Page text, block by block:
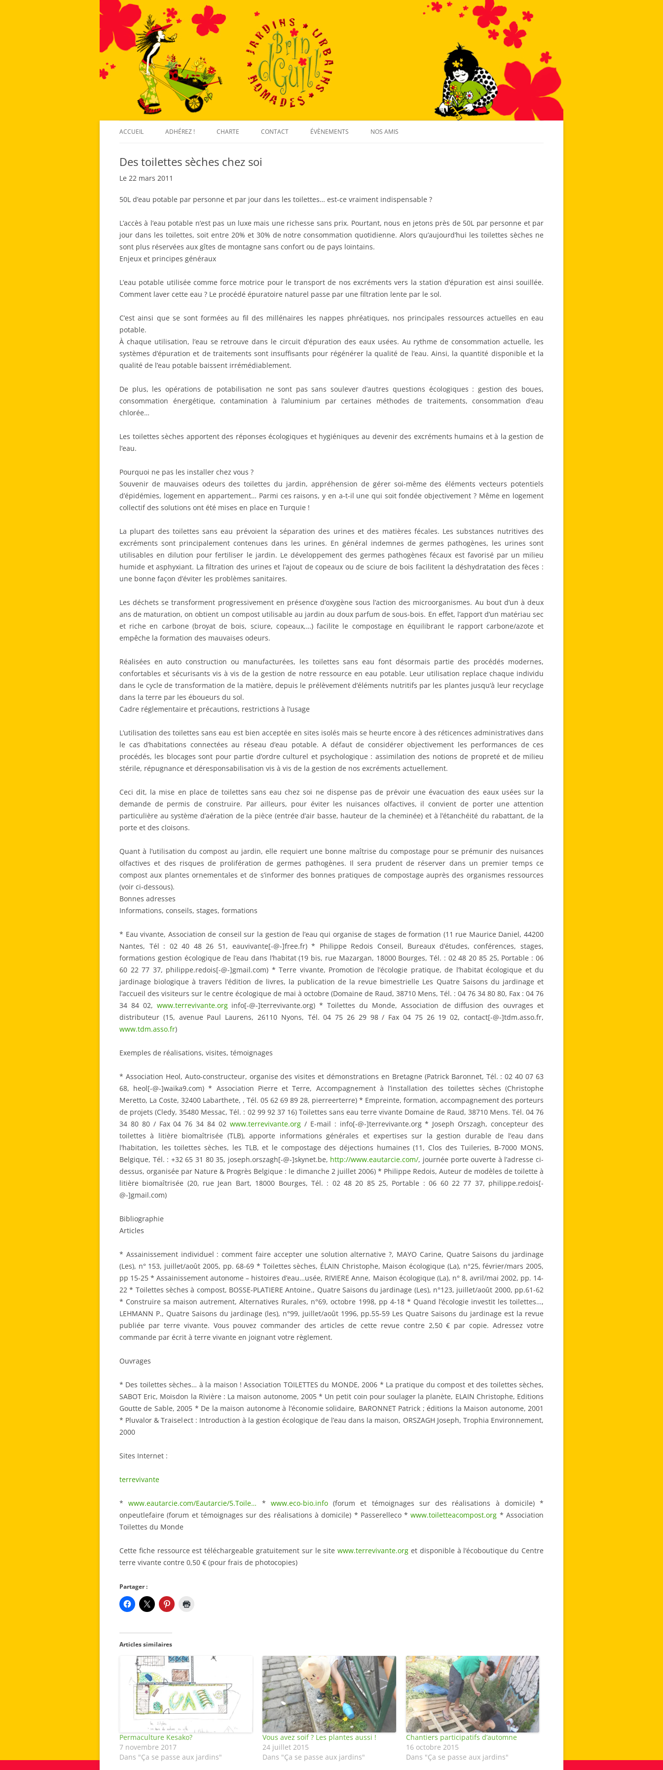
Aller
au
ACCUEIL ADHÉREZ ! CHARTE CONTACT ÉVÈNEMENTS NOS AMIS
Des toilettes sèches chez soi
Le 22 mars 2011
50L d’eau potable par personne et par jour dans les toilettes… est-ce vraiment indispensable ?
L’accès à l’eau potable n’est pas un luxe mais une richesse sans prix. Pourtant, nous en jetons près de 50L par personne et par
jour dans les toilettes, soit entre 20% et 30% de notre consommation quotidienne. Alors qu’aujourd’hui les toilettes sèches ne
sont plus réservées aux gîtes de montagne sans confort ou de pays lointains.
Enjeux et principes généraux
L’eau potable utilisée comme force motrice pour le transport de nos excréments vers la station d’épuration est ainsi souillée.
Comment laver cette eau ? Le procédé épuratoire naturel passe par une filtration lente par le sol.
C’est ainsi que se sont formées au fil des millénaires les nappes phréatiques, nos principales ressources actuelles en eau
potable.
À chaque utilisation, l’eau se retrouve dans le circuit d’épuration des eaux usées. Au rythme de consommation actuelle, les
systèmes d’épuration et de traitements sont insuffisants pour régénérer la qualité de l’eau. Ainsi, la quantité disponible et la
qualité de l’eau potable baissent irrémédiablement.
De plus, les opérations de potabilisation ne sont pas sans soulever d’autres questions écologiques : gestion des boues,
consommation énergétique, contamination à l’aluminium par certaines méthodes de traitements, consommation d’eau
chlorée…
Les toilettes sèches apportent des réponses écologiques et hygiéniques au devenir des excréments humains et à la gestion de
l’eau.
Pourquoi ne pas les installer chez vous ?
Souvenir de mauvaises odeurs des toilettes du jardin, appréhension de gérer soi-même des éléments vecteurs potentiels
d’épidémies, logement en appartement… Parmi ces raisons, y en a-t-il une qui soit fondée objectivement ? Même en logement
collectif des solutions ont été mises en place en Turquie !
La plupart des toilettes sans eau prévoient la séparation des urines et des matières fécales. Les substances nutritives des
excréments sont principalement contenues dans les urines. En général indemnes de germes pathogènes, les urines sont
utilisables en dilution pour fertiliser le jardin. Le développement des germes pathogènes fécaux est favorisé par un milieu
humide et asphyxiant. La filtration des urines et l’ajout de copeaux ou de sciure de bois facilitent la déshydratation des fèces :
une bonne façon d’éviter les problèmes sanitaires.
Les déchets se transforment progressivement en présence d’oxygène sous l’action des microorganismes. Au bout d’un à deux
ans de maturation, on obtient un compost utilisable au jardin au doux parfum de sous-bois. En effet, l’apport d’un matériau sec
et riche en carbone (broyat de bois, sciure, copeaux,…) facilite le compostage en équilibrant le rapport carbone/azote et
empêche la formation des mauvaises odeurs.
Réalisées en auto construction ou manufacturées, les toilettes sans eau font désormais partie des procédés modernes,
confortables et sécurisants vis à vis de la gestion de notre ressource en eau potable. Leur utilisation replace chaque individu
dans le cycle de transformation de la matière, depuis le prélèvement d’éléments nutritifs par les plantes jusqu’à leur recyclage
dans la terre par les éboueurs du sol.
Cadre réglementaire et précautions, restrictions à l’usage
L’utilisation des toilettes sans eau est bien acceptée en sites isolés mais se heurte encore à des réticences administratives dans
le cas d’habitations connectées au réseau d’eau potable. A défaut de considérer objectivement les performances de ces
procédés, les blocages sont pour partie d’ordre culturel et psychologique : assimilation des notions de propreté et de milieu
stérile, répugnance et déresponsabilisation vis à vis de la gestion de nos excréments actuellement.
Ceci dit, la mise en place de toilettes sans eau chez soi ne dispense pas de prévoir une évacuation des eaux usées sur la
demande de permis de construire. Par ailleurs, pour éviter les nuisances olfactives, il convient de porter une attention
particulière au système d’aération de la pièce (entrée d’air basse, hauteur de la cheminée) et à l’étanchéité du rabattant, de la
porte et des cloisons.
Quant à l’utilisation du compost au jardin, elle requiert une bonne maîtrise du compostage pour se prémunir des nuisances
olfactives et des risques de prolifération de germes pathogènes. Il sera prudent de réserver dans un premier temps ce
compost aux plantes ornementales et de s’informer des bonnes pratiques de compostage auprès des organismes ressources
(voir ci-dessous).
Bonnes adresses
Informations, conseils, stages, formations
* Eau vivante, Association de conseil sur la gestion de l’eau qui organise de stages de formation (11 rue Maurice Daniel, 44200
Nantes, Tél : 02 40 48 26 51, eauvivante[-@-]free.fr) * Philippe Redois Conseil, Bureaux d’études, conférences, stages,
formations gestion écologique de l’eau dans l’habitat (19 bis, rue Mazargan, 18000 Bourges, Tél. : 02 48 20 85 25, Portable : 06
60 22 77 37, philippe.redois[-@-]gmail.com) * Terre vivante, Promotion de l’écologie pratique, de l’habitat écologique et du
jardinage biologique à travers l’édition de livres, la publication de la revue bimestrielle Les Quatre Saisons du jardinage et
l’accueil des visiteurs sur le centre écologique de mai à octobre (Domaine de Raud, 38710 Mens, Tél. : 04 76 34 80 80, Fax : 04 76
34 84 02, www.terrevivante.orginfo[-@-]terrevivante.org) * Toilettes du Monde, Association de diffusion des ouvrages et
distributeur (15, avenue Paul Laurens, 26110 Nyons, Tél. 04 75 26 29 98 / Fax 04 75 26 19 02, contact[-@-]tdm.asso.fr,
www.tdm.asso.fr)
Exemples de réalisations, visites, témoignages
* Association Heol, Auto-constructeur, organise des visites et démonstrations en Bretagne (Patrick Baronnet, Tél. : 02 40 07 63
68, heol[-@-]waika9.com) * Association Pierre et Terre, Accompagnement à l’installation des toilettes sèches (Christophe
Meretto, La Coste, 32400 Labarthete, , Tél. 05 62 69 89 28, pierreerterre) * Empreinte, formation, accompagnement des porteurs
de projets (Cledy, 35480 Messac, Tél. : 02 99 92 37 16) Toilettes sans eau terre vivante Domaine de Raud, 38710 Mens. Tél. 04 76
34 80 80 / Fax 04 76 34 84 02 www.terrevivante.org/ E-mail : info[-@-]terrevivante.org * Joseph Orszagh, concepteur des
toilettes à litière biomaîtrisée (TLB), apporte informations générales et expertises sur la gestion durable de l’eau dans
l’habitation, les toilettes sèches, les TLB, et le compostage des déjections humaines (11, Clos des Tuileries, B-7000 MONS,
Belgique, Tél. : +32 65 31 80 35, joseph.orszagh[-@-]skynet.be, http://www.eautarcie.com/, journée porte ouverte à l’adresse ci-
dessus, organisée par Nature & Progrès Belgique : le dimanche 2 juillet 2006) * Philippe Redois, Auteur de modèles de toilette à
litière biomaîtrisée (20, rue Jean Bart, 18000 Bourges, Tél. : 02 48 20 85 25, Portable : 06 60 22 77 37, philippe.redois[-
@-]gmail.com)
Bibliographie
Articles
* Assainissement individuel : comment faire accepter une solution alternative ?, MAYO Carine, Quatre Saisons du jardinage
(Les), n° 153, juillet/août 2005, pp. 68-69 * Toilettes sèches, ÉLAIN Christophe, Maison écologique (La), n°25, février/mars 2005,
pp 15-25 * Assainissement autonome – histoires d’eau…usée, RIVIERE Anne, Maison écologique (La), n° 8, avril/mai 2002, pp. 14-
22 * Toilettes sèches à compost, BOSSE-PLATIERE Antoine., Quatre Saisons du jardinage (Les), n°123, juillet/août 2000, pp.61-62
* Construire sa maison autrement, Alternatives Rurales, n°69, octobre 1998, pp 4-18 * Quand l’écologie investit les toilettes…,
LEHMANN P., Quatre Saisons du jardinage (les), n°99, juillet/août 1996, pp.55-59 Les Quatre Saisons du jardinage est la revue
publiée par terre vivante. Vous pouvez commander des articles de cette revue contre 2,50 € par copie. Adressez votre
commande par écrit à terre vivante en joignant votre règlement.
Ouvrages
* Des toilettes sèches… à la maison ! Association TOILETTES du MONDE, 2006 * La pratique du compost et des toilettes sèches,
SABOT Eric, Moisdon la Rivière : La maison autonome, 2005 * Un petit coin pour soulager la planète, ELAIN Christophe, Editions
Goutte de Sable, 2005 * De la maison autonome à l’économie solidaire, BARONNET Patrick ; éditions la Maison autonome, 2001
* Pluvalor & Traiselect : Introduction à la gestion écologique de l’eau dans la maison, ORSZAGH Joseph, Trophia Environnement,
2000
Sites Internet :
terrevivante
*www.eautarcie.com/Eautarcie/5.Toile… * www.eco-bio.info(forum et témoignages sur des réalisations à domicile) *
onpeutlefaire (forum et témoignages sur des réalisations à domicile) * Passerelleco *www.toiletteacompost.org * Association
Toilettes du Monde
Cette fiche ressource est téléchargeable gratuitement sur le sitewww.terrevivante.org et disponible à l’écoboutique du Centre
terre vivante contre 0,50 € (pour frais de photocopies)
Partager :
Articles similaires
Permaculture Kesako?
7 novembre 2017
Dans "Ça se passe aux jardins"
Vous avez soif ? Les plantes aussi !
24 juillet 2015
Dans "Ça se passe aux jardins"
Chantiers participatifs d’automne
16 octobre 2015
Dans "Ça se passe aux jardins"